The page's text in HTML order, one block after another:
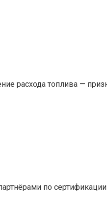
расхода топлива —
по